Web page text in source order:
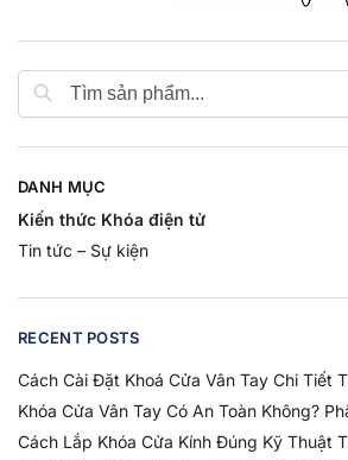
DANH MỤC
Kiến thức Khóa điện tử
Tin tức – Sự kiện
RECENT POSTS
Cách Cài Đặt Khoá Cửa Vân Tay Chi Tiết
Khóa Cửa Vân Tay Có An Toàn Không?
Cách Lắp Khóa Cửa Kính Đúng Kỹ Thuật